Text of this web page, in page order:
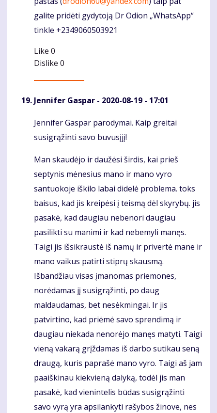
galite pridėti gydytoją Dr Odion „WhatsApp“
tinkle +2349060503921
Like 0
Dislike 0
Jennifer Gaspar - 2020-08-19 - 17:01
Komentaras
Jennifer Gaspar parodymai. Kaip greitai
susigrąžinti savo buvusįjį!
Man skaudėjo ir daužėsi širdis, kai prieš
septynis mėnesius mano ir mano vyro
santuokoje iškilo labai didelė problema. toks
baisus, kad jis kreipėsi į teismą dėl skyrybų. jis
pasakė, kad daugiau nebenori daugiau
pasilikti su manimi ir kad nebemyli manęs.
Taigi jis išsikraustė iš namų ir privertė mane ir
mano vaikus patirti stiprų skausmą.
Išbandžiau visas įmanomas priemones,
norėdamas jį susigrąžinti, po daug
maldaudamas, bet nesėkmingai. Ir jis
patvirtino, kad priėmė savo sprendimą ir
daugiau niekada nenorėjo manęs matyti. Taigi
vieną vakarą grįždamas iš darbo sutikau seną
draugą, kuris paprašė mano vyro. Taigi aš jam
paaiškinau kiekvieną dalyką, todėl jis man
pasakė, kad vienintelis būdas susigrąžinti
savo vyrą yra apsilankyti rašybos žinove, nes